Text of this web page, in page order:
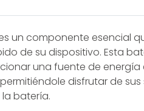
Mara®
Mara®
Português medalab.pt
un componente esencial
de su dispositivo. Esta
una fuente de energía
disfrutar de sus
batería.